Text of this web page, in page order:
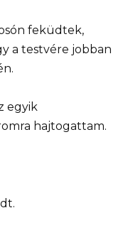
feküdtek,
a testvére jobban
egyik
hajtogattam.